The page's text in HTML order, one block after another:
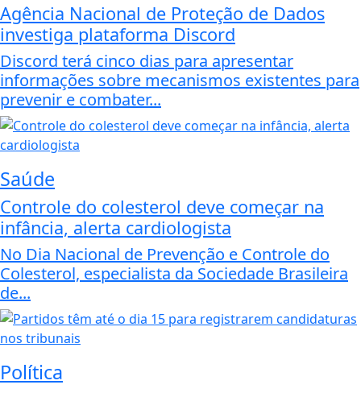
Agência Nacional de Proteção de Dados
investiga plataforma Discord
Discord terá cinco dias para apresentar
informações sobre mecanismos existentes para
prevenir e combater...
Saúde
Controle do colesterol deve começar na
infância, alerta cardiologista
No Dia Nacional de Prevenção e Controle do
Colesterol, especialista da Sociedade Brasileira
de...
Política